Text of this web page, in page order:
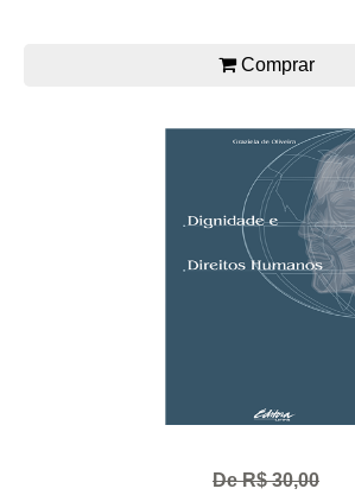
Comprar
De R$ 30,00